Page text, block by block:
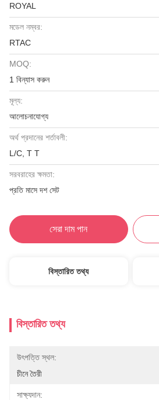
ROYAL
মডেল নম্বর:
RTAC
MOQ:
1 বিন্যাস করুন
মূল্য:
আলোচনাযোগ্য
অর্থ প্রদানের শর্তাবলী:
L/C, T T
সরবরাহের ক্ষমতা:
প্রতি মাসে দশ সেট
সেরা দাম পান
বিস্তারিত তথ্য
বিস্তারিত তথ্য
উৎপত্তি স্থল:
চীনে তৈরী
সাক্ষ্যদান: